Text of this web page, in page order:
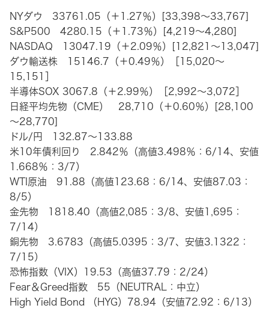
NYダウ 33761.05（＋1.27％）[33,398～33,767]
S&P500 4280.15（＋1.73％）[4,219～4,280]
NASDAQ 13047.19（＋2.09％）[12,821～13,047]
ダウ輸送株 15146.7（＋0.49％）［15,020～
15,151］
半導体SOX 3067.8（＋2.99％）［2,992～3,072］
日経平均先物（CME） 28,710（＋0.60％）[28,100
～28,770]
ドル/円 132.87～133.88
米10年債利回り 2.842％（高値3.498％：6/14、安値
1.668％：3/7）
WTI原油 91.88（高値123.68：6/14、安値87.03：
8/5）
金先物 1818.40（高値2,085：3/8、安値1,695：
7/14）
銅先物 3.6783（高値5.0395：3/7、安値3.1322：
7/15）
恐怖指数（VIX）19.53（高値37.79：2/24）
Fear＆Greed指数 55（NEUTRAL：中立）
High Yield Bond （HYG）78.94（安値72.92：6/13）